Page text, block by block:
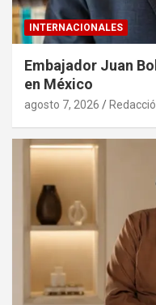
INTERNACIONALES
Embajador Juan
en México
agosto 7, 2026